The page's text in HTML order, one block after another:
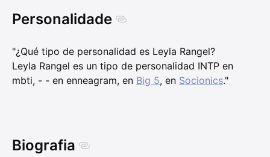
Personalidade
"¿Qué tipo de personalidad es Leyla Rangel?
Leyla Rangel es un tipo de personalidad INTP en
mbti, - - en enneagram, en Big 5, en Socionics."
Biografia